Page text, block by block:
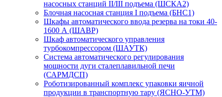
насосных станций II/III подъема (ШСКА2)
Блочная насосная станция I подъема (БНС1)
Шкафы автоматического ввода резерва на токи 40-
1600 А (ШАВР)
Шкаф автоматического управления
турбокомпрессором (ШАУТК)
Система автоматического регулирования
мощности дуги сталеплавильной печи
(САРМДСП)
Роботизированный комплекс упаковки яичной
продукции в транспортную тару (ЯСНО-УТМ)